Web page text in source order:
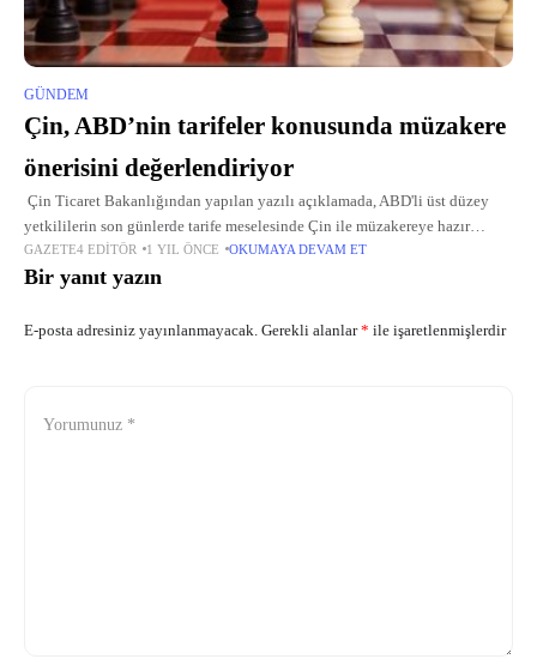
GÜNDEM
Çin, ABD’nin tarifeler konusunda müzakere
önerisini değerlendiriyor
Çin Ticaret Bakanlığından yapılan yazılı açıklamada, ABD'li üst düzey
yetkililerin son günlerde tarife meselesinde Çin ile müzakereye hazır
olduklarını mesajı verdiğini ve yakın zaman önce, inisiyatifi ele alarak bu
GAZETE4 EDITÖR 1 YIL ÖNCE OKUMAYA DEVAM ET
Bir yanıt yazın
E-posta adresiniz yayınlanmayacak. Gerekli alanlar* ile işaretlenmişlerdir